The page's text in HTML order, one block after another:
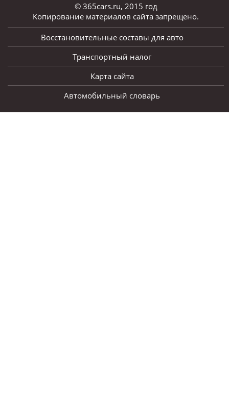
© 365cars.ru, 2015 год
Копирование материалов сайта запрещено.
Восстановительные составы для авто
Транспортный налог
Карта сайта
Автомобильный словарь